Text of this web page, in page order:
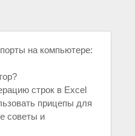
на компьютере:
строк в Excel
прицепы для
советы и